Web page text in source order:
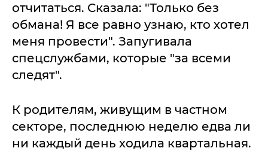
отчитаться. Сказала: "Только без
обмана! Я все равно узнаю, кто хотел
меня провести". Запугивала
спецслужбами, которые "за всеми
следят".
К родителям, живущим в частном
секторе, последнюю неделю едва ли
ни каждый день ходила квартальная.